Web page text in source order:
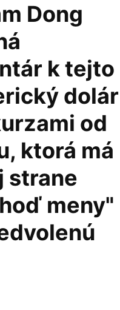
Dong
k tejto
dolár
od
ktorá má
strane
meny"